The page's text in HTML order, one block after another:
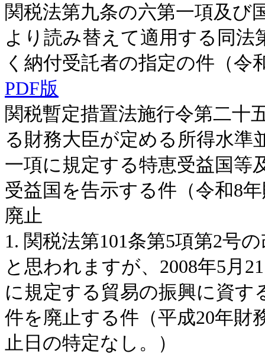
関税法第九条の六第一項及び
より読み替えて適用する同法
く納付受託者の指定の件（令
PDF版
関税暫定措置法施行令第二十
る財務大臣が定める所得水準
一項に規定する特恵受益国等
受益国を告示する件（令和8
廃止
1. 関税法第101条第5項第2号
と思われますが、2008年5月
に規定する貿易の振興に資
件を廃止する件（平成20年財
止日の特定なし。）